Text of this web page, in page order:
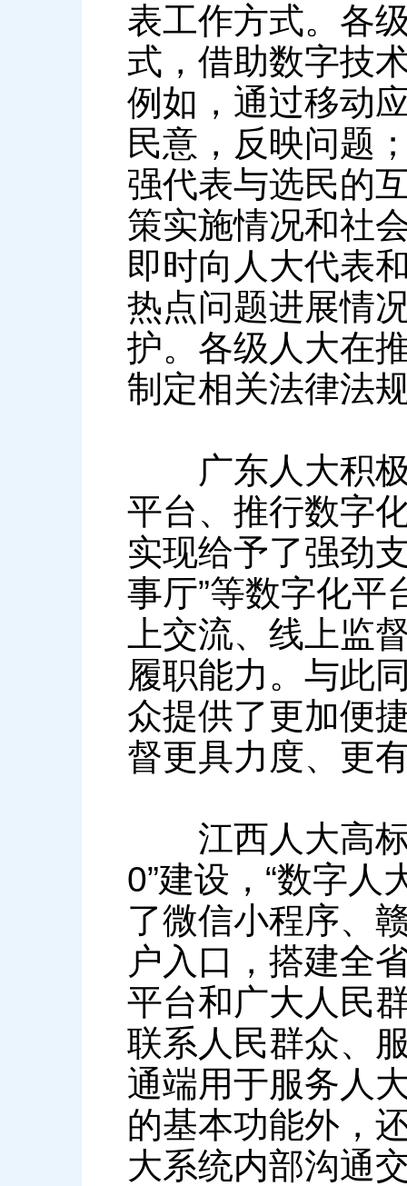
表工作方式。各
式，借助数字技
例如，通过移动
民意，反映问题
强代表与选民的
策实施情况和社
即时向人大代表
热点问题进展情
护。各级人大在
制定相关法律法
广东人大积极
平台、推行数字
实现给予了强劲
事厅”等数字化平
上交流、线上监
履职能力。与此
众提供了更加便
督更具力度、更
江西人大高标
0”建设，“数字人
了微信小程序、
户入口，搭建全
平台和广大人民
联系人民群众、
通端用于服务人
的基本功能外，
大系统内部沟通